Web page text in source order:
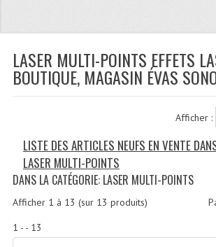
Plan Acces, Horaires.
Location De Matériel
Recevoir Nos Promotions
LASER MULTI-POINTS EFFETS
BOUTIQUE, MAGASIN ÉVAS
Afficher :
LISTE DES ARTICLES NEUFS EN VENTE
LASER MULTI-POINTS
DANS LA CATÉGORIE: LASER MULTI-POINTS
Afficher 1 à 13 (sur 13 produits)
1 - - 13